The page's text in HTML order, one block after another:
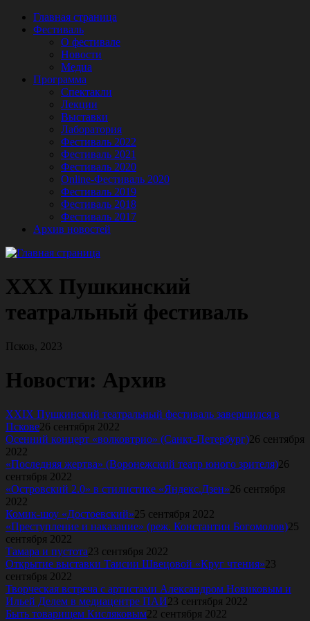
Главная страница
Фестиваль
О фестивале
Новости
Медиа
Программа
Спектакли
Лекции
Выставки
Лаборатория
Фестиваль 2022
Фестиваль 2021
Фестиваль 2020
Online-Фестиваль 2020
Фестиваль 2019
Фестиваль 2018
Фестиваль 2017
Архив новостей
XXX Пушкинский
театральный фестиваль
Псков, 2023
Новости: Архив
XXIX Пушкинский театральный фестиваль завершился в
Пскове26 сентября 2022
Осенний концерт «волковтрио» (Санкт-Петербург)26 сентября
2022
«Последняя жертва» (Воронежский театр юного зрителя)26
сентября 2022
«Островский 2.0» в стилистике «Яндекс.Дзен»26 сентября
2022
Комик-шоу «Достоевский»25 сентября 2022
«Преступление и наказание» (реж. Константин Богомолов)25
сентября 2022
Тамара и пустота23 сентября 2022
Открытие выставки Таисии Швецовой «Круг чтения»23
сентября 2022
Творческая встреча с артистами Александром Новиковым и
Ильей Делем в медиацентре ПАИ23 сентября 2022
Быть товарищем Кисляковым22 сентября 2022